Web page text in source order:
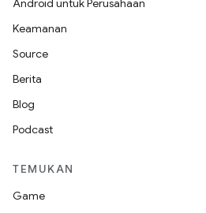
Android untuk Perusahaan
Keamanan
Source
Berita
Blog
Podcast
TEMUKAN
Game